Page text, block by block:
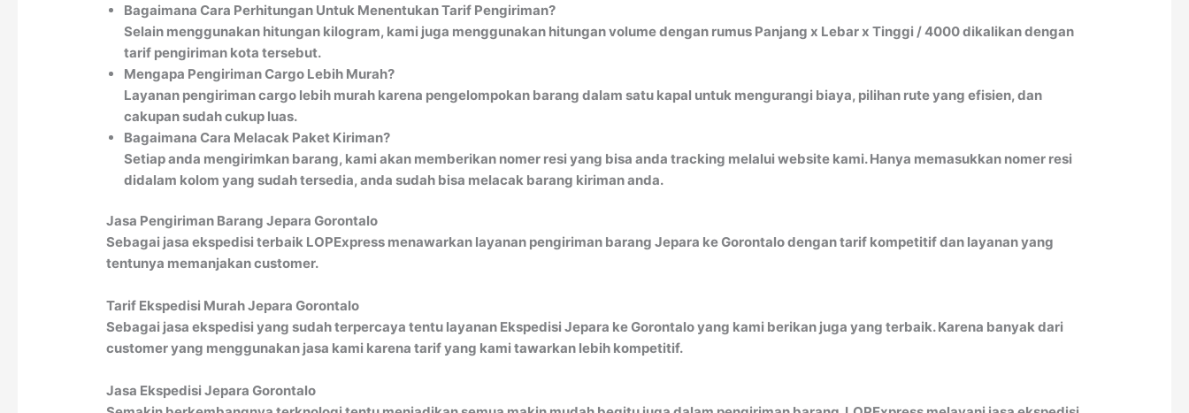
Bagaimana Cara Perhitungan Untuk Menentukan Tarif Pengiriman?
Selain menggunakan hitungan kilogram, kami juga menggunakan hitungan volume dengan rumus Panjang x Lebar x Tinggi / 4000 dikalikan dengan
tarif pengiriman kota tersebut.
Mengapa Pengiriman Cargo Lebih Murah?
Layanan pengiriman cargo lebih murah karena pengelompokan barang dalam satu kapal untuk mengurangi biaya, pilihan rute yang efisien, dan
cakupan sudah cukup luas.
Bagaimana Cara Melacak Paket Kiriman?
Setiap anda mengirimkan barang, kami akan memberikan nomer resi yang bisa anda tracking melalui website kami. Hanya memasukkan nomer resi
didalam kolom yang sudah tersedia, anda sudah bisa melacak barang kiriman anda.
Jasa Pengiriman Barang Jepara Gorontalo
Sebagai jasa ekspedisi terbaik LOPExpress menawarkan layanan pengiriman barang Jepara ke Gorontalo dengan tarif kompetitif dan layanan yang
tentunya memanjakan customer.
Tarif Ekspedisi Murah Jepara Gorontalo
Sebagai jasa ekspedisi yang sudah terpercaya tentu layanan Ekspedisi Jepara ke Gorontalo yang kami berikan juga yang terbaik. Karena banyak dari
customer yang menggunakan jasa kami karena tarif yang kami tawarkan lebih kompetitif.
Jasa Ekspedisi Jepara Gorontalo